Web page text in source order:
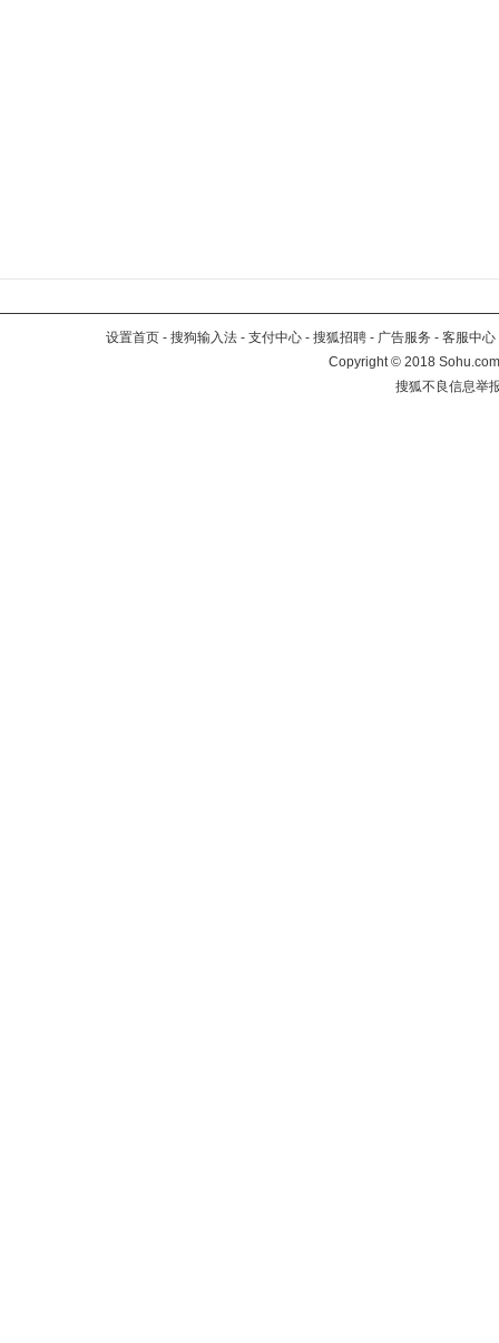
设置首页 - 搜狗输入法 - 支付中心 - 搜狐招聘 - 广告服务 - 客服中心
Copyright©2018
搜狐不良信息举